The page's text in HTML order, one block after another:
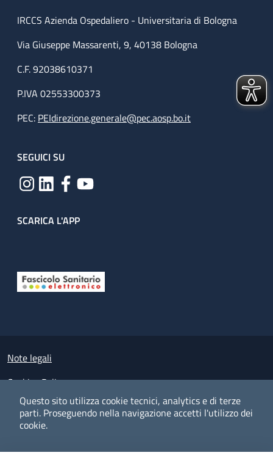
Questo sito utilizza cookie tecnici, analytics e di terze
parti. Proseguendo nella navigazione accetti l'utilizzo dei
cookie.
IRCCS Azienda Ospedaliero - Universitaria di Bologna
Via Giuseppe Massarenti, 9, 40138 Bologna
C.F. 92038610371
P.IVA 02553300373
PEC: PEIdirezione.generale@pec.aosp.bo.it
SEGUICI SU
SCARICA L'APP
Small prints
Note legali
Cookies Policy
Policy privacy e protezione del dato personale
Albo pretorio on-line
Dichiarazione di accessibilità